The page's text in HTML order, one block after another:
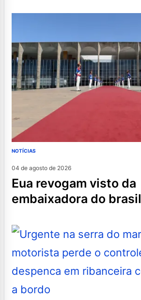
NOTÍCIAS
04 de agosto de 2026
eua revogam visto da
embaixadora do brasil